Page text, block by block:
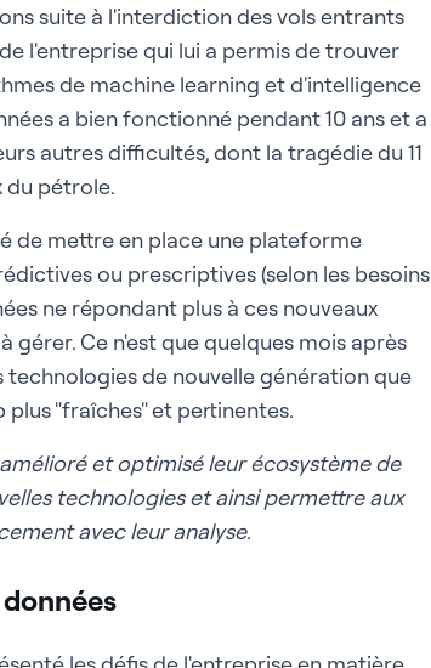
suite à l'interdiction des vols entrants
l'entreprise qui lui a permis de trouver
de machine learning et d'intelligence
a bien fonctionné pendant 10 ans et a
autres difficultés, dont la tragédie du 11
du pétrole.
de mettre en place une plateforme
ou prescriptives (selon les besoins
ne répondant plus à ces nouveaux
Ce n'est que quelques mois après
de nouvelle génération que
"fraîches" et pertinentes.
et optimisé leur écosystème de
technologies et ainsi permettre aux
avec leur analyse.